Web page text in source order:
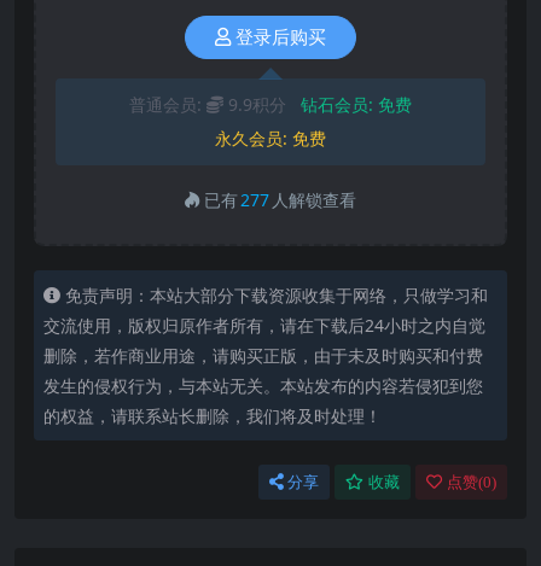
登录后购买
普通会员: 9.9积分 钻石会员: 免费
永久会员: 免费
已有277 人解锁查看
免责声明：本站大部分下载资源收集于网络，只做学习和
交流使用，版权归原作者所有，请在下载后24小时之内自觉
删除，若作商业用途，请购买正版，由于未及时购买和付费
发生的侵权行为，与本站无关。本站发布的内容若侵犯到您
的权益，请联系站长删除，我们将及时处理！
分享 收藏 点赞(0)